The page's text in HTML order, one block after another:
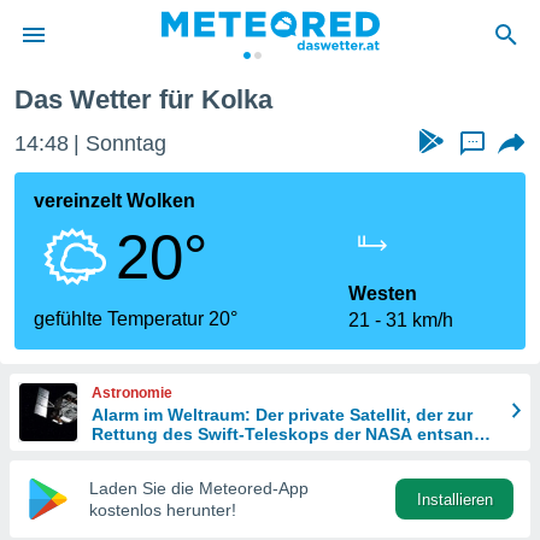
wurde
dass
sind.
diese
Das Wetter für Kolka
14:48 Sonntag ...
vereinzelt Wolken
20°
gefühlte Temperatur 20°
Westen
21
31 km/h
Astronomie
Alarm im Weltraum: Der private Satellit, der zur
Rettung des Swift-Teleskops der NASA entsandt
Laden Sie die Meteored-App
kostenlos herunter!
Installieren